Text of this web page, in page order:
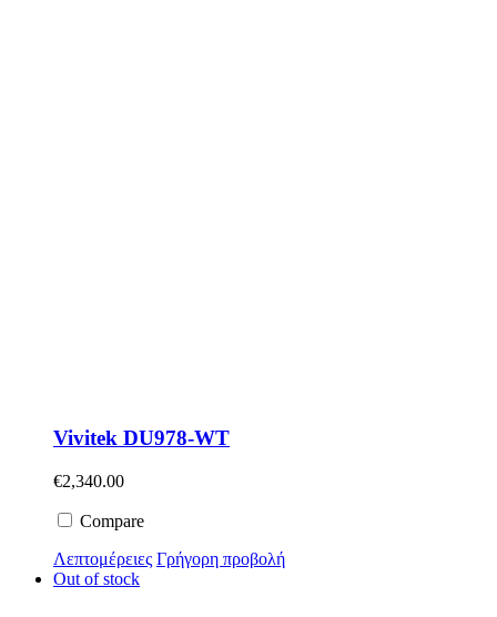
Vivitek DU978-WT
€2,340.00
Compare
Λεπτομέρειες Γρήγορη προβολή
Out of stock